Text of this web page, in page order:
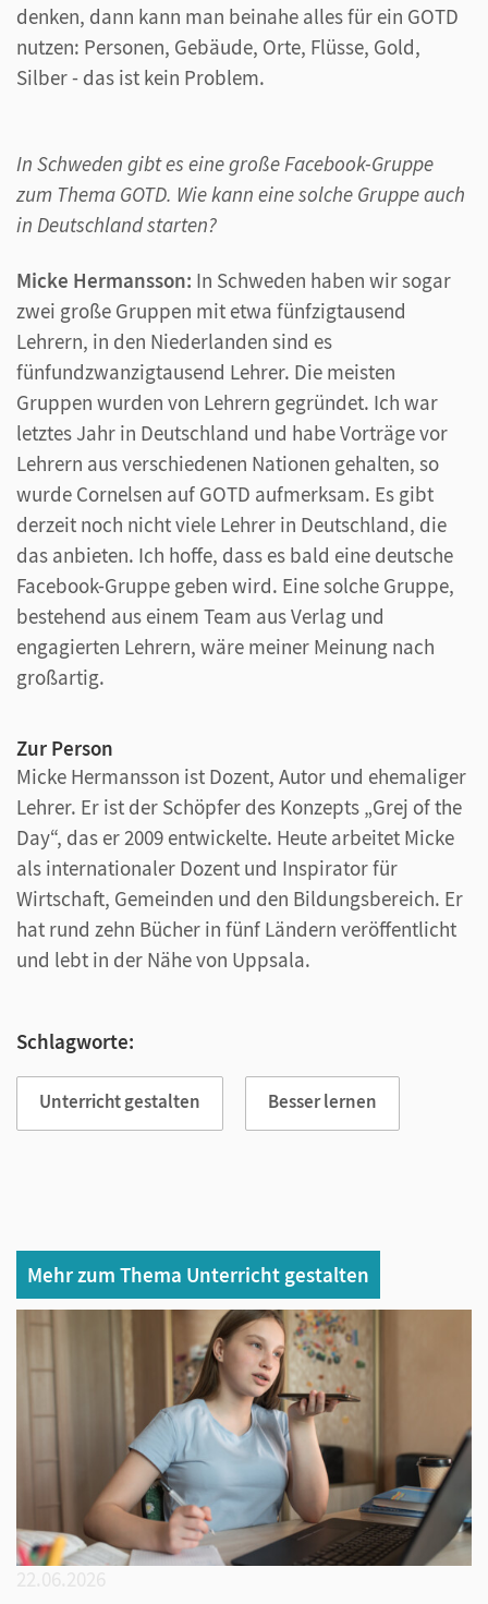
denken, dann kann man beinahe alles für ein GOTD
nutzen: Personen, Gebäude, Orte, Flüsse, Gold,
Silber - das ist kein Problem.
In Schweden gibt es eine große Facebook-Gruppe
zum Thema GOTD. Wie kann eine solche Gruppe auch
in Deutschland starten?
Micke Hermansson: In Schweden haben wir sogar
zwei große Gruppen mit etwa fünfzigtausend
Lehrern, in den Niederlanden sind es
fünfundzwanzigtausend Lehrer. Die meisten
Gruppen wurden von Lehrern gegründet. Ich war
letztes Jahr in Deutschland und habe Vorträge vor
Lehrern aus verschiedenen Nationen gehalten, so
wurde Cornelsen auf GOTD aufmerksam. Es gibt
derzeit noch nicht viele Lehrer in Deutschland, die
das anbieten. Ich hoffe, dass es bald eine deutsche
Facebook-Gruppe geben wird. Eine solche Gruppe,
bestehend aus einem Team aus Verlag und
engagierten Lehrern, wäre meiner Meinung nach
großartig.
Zur Person
Micke Hermansson ist Dozent, Autor und ehemaliger
Lehrer. Er ist der Schöpfer des Konzepts „Grej of the
Day“, das er 2009 entwickelte. Heute arbeitet Micke
als internationaler Dozent und Inspirator für
Wirtschaft, Gemeinden und den Bildungsbereich. Er
hat rund zehn Bücher in fünf Ländern veröffentlicht
und lebt in der Nähe von Uppsala.
Schlagworte:
Unterricht gestalten Besser lernen
Mehr zum Thema Unterricht gestalten